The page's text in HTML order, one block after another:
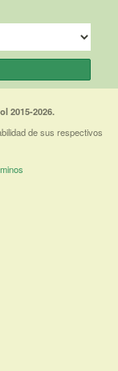
2015-2026.
de sus respectivos